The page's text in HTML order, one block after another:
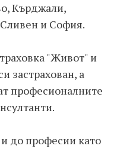
Кърджали,
и София.
"Живот" и
застрахован, а
професионалните
и до професии като